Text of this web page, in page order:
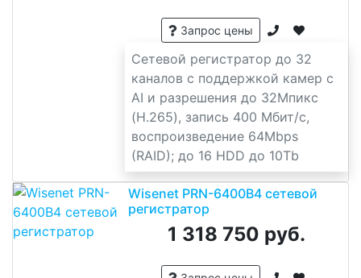
Запрос цены
Сетевой регистратор до 32
каналов с поддержкой камер с
AI и разрешения до 32Мпикс
(H.265), запись 400 Мбит/с,
воспроизведение 64Mbps
(RAID); до 16 HDD до 10Tb
Wisenet PRN-6400B4 сетевой
регистратор
1 318 750 руб.